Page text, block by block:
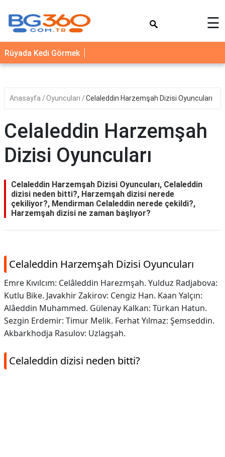
YEMEK
TARİFLERİ
SAĞLIK
İLETİŞİM
☰
Rüyada Kedi Görmek
Anasayfa Oyuncuları Celaleddin Harzemşah Dizisi Oyuncuları
Celaleddin Harzemşah
Dizisi Oyuncuları
Celaleddin Harzemşah Dizisi Oyuncuları, Celaleddin
dizisi neden bitti?, Harzemşah dizisi nerede
çekiliyor?, Mendirman Celaleddin nerede çekildi?,
Harzemşah dizisi ne zaman başlıyor?
Celaleddin Harzemşah Dizisi Oyuncuları
Emre Kıvılcım: Celâleddin Harezmşah. Yulduz Radjabova:
Kutlu Bike. Javakhir Zakirov: Cengiz Han. Kaan Yalçın:
Alâeddin Muhammed. Gülenay Kalkan: Türkan Hatun.
Sezgin Erdemir: Timur Melik. Ferhat Yılmaz: Şemseddin.
Akbarkhodja Rasulov: Uzlagşah.
Celaleddin dizisi neden bitti?